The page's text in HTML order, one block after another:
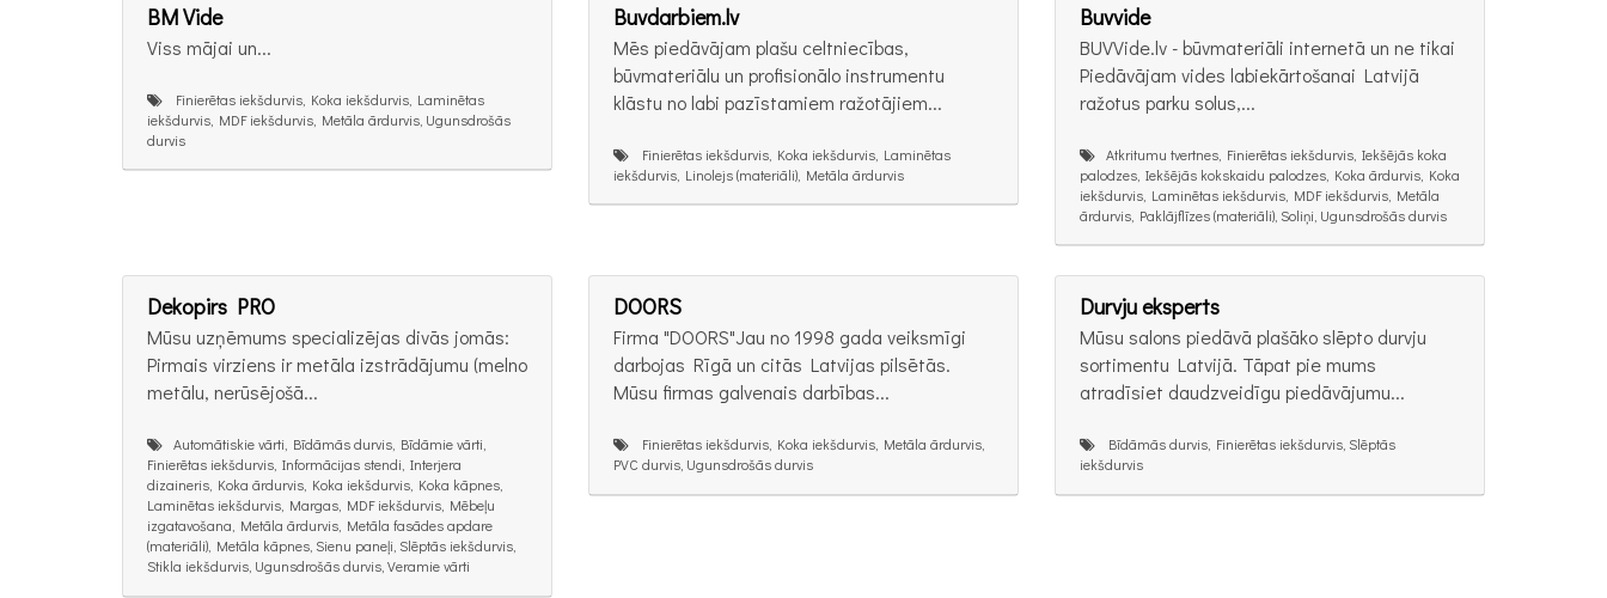
BM Vide
Viss mājai un...
Finierētas iekšdurvis, Koka iekšdurvis, Laminētas
iekšdurvis, MDF iekšdurvis, Metāla ārdurvis, Ugunsdrošās
durvis
Buvdarbiem.lv
Mēs piedāvājam plašu celtniecības,
būvmateriālu un profisionālo instrumentu
klāstu no labi pazīstamiem ražotājiem...
Finierētas iekšdurvis, Koka iekšdurvis, Laminētas
iekšdurvis, Linolejs (materiāli), Metāla ārdurvis
Buvvide
BUVVide.lv - būvmateriāli internetā un ne tikai
Piedāvājam vides labiekārtošanai Latvijā
ražotus parku solus,...
Atkritumu tvertnes, Finierētas iekšdurvis, Iekšējās koka
palodzes, Iekšējās kokskaidu palodzes, Koka ārdurvis, Koka
iekšdurvis, Laminētas iekšdurvis, MDF iekšdurvis, Metāla
ārdurvis, Paklājflīzes (materiāli), Soliņi, Ugunsdrošās durvis
Dekopirs PRO
Mūsu uzņēmums specializējas divās jomās:
Pirmais virziens ir metāla izstrādājumu (melno
metālu, nerūsējošā...
Automātiskie vārti, Bīdāmās durvis, Bīdāmie vārti,
Finierētas iekšdurvis, Informācijas stendi, Interjera
dizaineris, Koka ārdurvis, Koka iekšdurvis, Koka kāpnes,
Laminētas iekšdurvis, Margas, MDF iekšdurvis, Mēbeļu
izgatavošana, Metāla ārdurvis, Metāla fasādes apdare
(materiāli), Metāla kāpnes, Sienu paneļi, Slēptās iekšdurvis,
Stikla iekšdurvis, Ugunsdrošās durvis, Veramie vārti
DOORS
Firma "DOORS"Jau no 1998 gada veiksmīgi
darbojas Rīgā un citās Latvijas pilsētās.
Mūsu firmas galvenais darbības...
Finierētas iekšdurvis, Koka iekšdurvis, Metāla ārdurvis,
PVC durvis, Ugunsdrošās durvis
Durvju eksperts
Mūsu salons piedāvā plašāko slēpto durvju
sortimentu Latvijā. Tāpat pie mums
atradīsiet daudzveidīgu piedāvājumu...
Bīdāmās durvis, Finierētas iekšdurvis, Slēptās
iekšdurvis